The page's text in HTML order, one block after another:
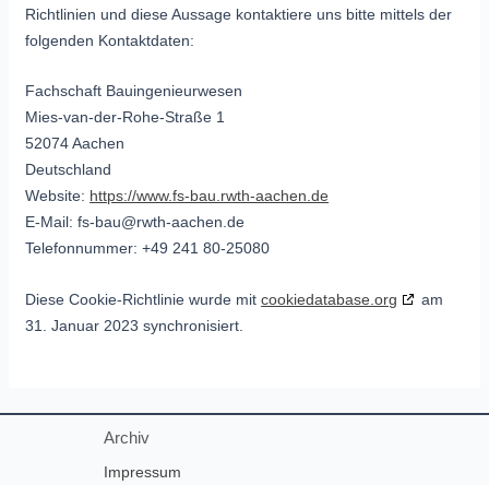
Richtlinien und diese Aussage kontaktiere uns bitte mittels der
folgenden Kontaktdaten:
Fachschaft Bauingenieurwesen
Mies-van-der-Rohe-Straße 1
52074 Aachen
Deutschland
Website: https://www.fs-bau.rwth-aachen.de
E-Mail:fs-bau@rwth-aachen.de
Telefonnummer: +49 241 80-25080
Diese Cookie-Richtlinie wurde mitcookiedatabase.org
am
31. Januar 2023 synchronisiert.
Archiv
Impressum